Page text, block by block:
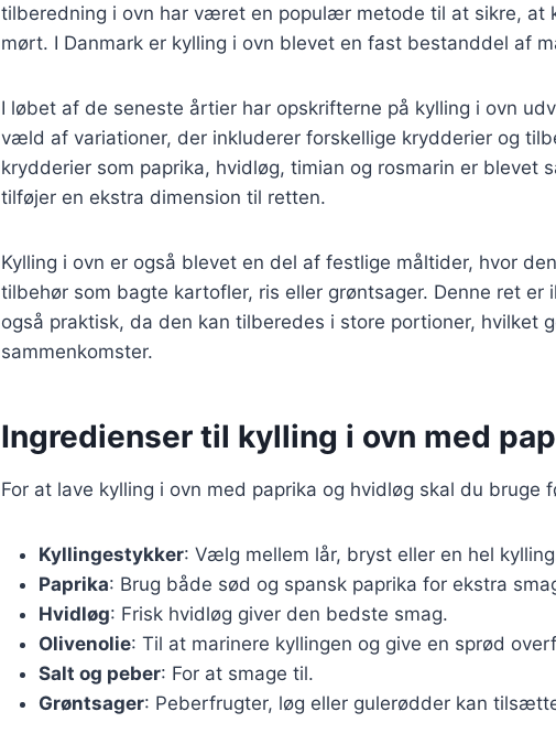
tilberedning i ovn har været en populær metode til at sikre, at
mørt. I Danmark er kylling i ovn blevet en fast bestanddel af
I løbet af de seneste årtier har opskrifterne på kylling i ovn
væld af variationer, der inkluderer forskellige krydderier og
krydderier som paprika, hvidløg, timian og rosmarin er
tilføjer en ekstra dimension til retten.
Kylling i ovn er også blevet en del af festlige måltider, hvor
tilbehør som bagte kartofler, ris eller grøntsager. Denne ret er
også praktisk, da den kan tilberedes i store portioner, hvilket
sammenkomster.
Ingredienser til kylling i ovn med
For at lave kylling i ovn med paprika og hvidløg skal du bruge
Kyllingestykker: Vælg mellem lår, bryst eller en hel
Paprika: Brug både sød og spansk paprika for ekstra
Hvidløg: Frisk hvidløg giver den bedste smag.
Olivenolie: Til at marinere kyllingen og give en sprød
Salt og peber: For at smage til.
Grøntsager: Peberfrugter, løg eller gulerødder kan